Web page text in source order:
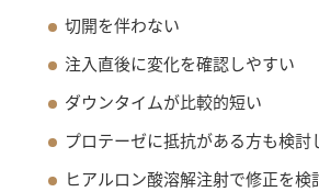
切開を伴わない
注入直後に変化を確認しやすい
ダウンタイムが比較的短い
プロテーゼに抵抗がある方も検討
ヒアルロン酸溶解注射で修正を検